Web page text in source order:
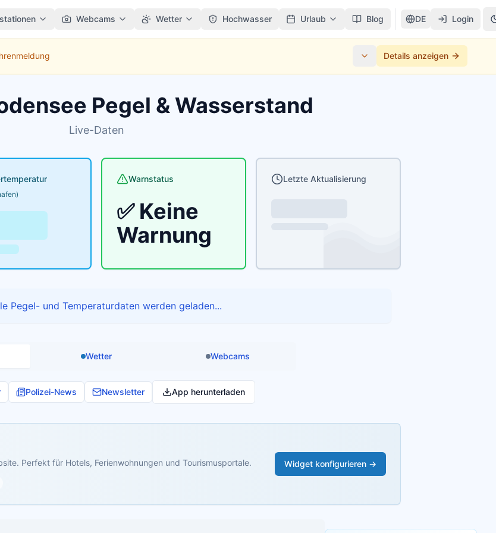
Webcams Wetter Hochwasser Urlaub Blog DE Login
Details anzeigen
Pegel & Wasserstand
Live-Daten
Warnstatus
✅ Keine
Warnung
Letzte Aktualisierung
Pegel- und Temperaturdaten werden geladen...
Wetter Webcams
Polizei-News Newsletter App herunterladen
Perfekt für Hotels, Ferienwohnungen und Tourismusportale. Widget konfigurieren →